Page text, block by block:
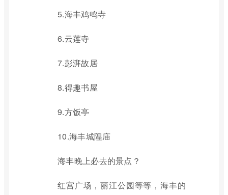
5.海丰鸡鸣寺
6.云莲寺
7.彭湃故居
8.得趣书屋
9.方饭亭
10.海丰城隍庙
海丰晚上必去的景点？
红宫广场，丽江公园等等，海丰的